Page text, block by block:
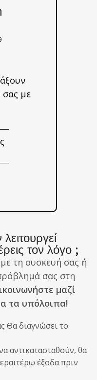
σας με
τον λόγο ;
με τη συσκευή σας ή
σας στη
μαζί
τα υπόλοιπα!
Θα διαγνώσει το
αντικατασταθούν, θα
έξοδα πριν